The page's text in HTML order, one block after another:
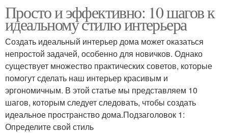
Просто и эффективно: 10 шагов к
идеальному стилю интерьера
Создать идеальный интерьер дома может оказаться
непростой задачей, особенно для новичков. Однако
существует множество практических советов, которые
помогут сделать наш интерьер красивым и
эргономичным. В этой статье мы представляем 10
шагов, которым следует следовать, чтобы создать
идеальное пространство дома.Подзаголовок 1:
Определите свой стиль